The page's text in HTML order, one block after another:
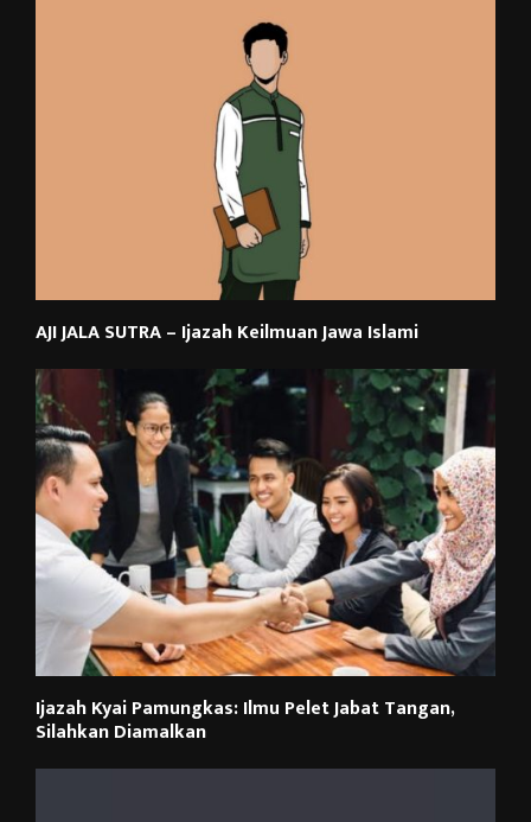
AJI JALA SUTRA – Ijazah Keilmuan Jawa Islami
Ijazah Kyai Pamungkas: Ilmu Pelet Jabat Tangan,
Silahkan Diamalkan